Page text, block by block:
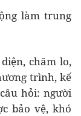
làm trung
chăm lo,
trình, kế
hỏi: người
bảo vệ, khó